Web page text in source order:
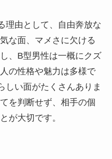
理由として、自由奔放な
な面、マメさに欠ける
、B型男性は一概にクズ
の性格や魅力は多様で
しい面がたくさんありま
を判断せず、相手の個
が大切です。